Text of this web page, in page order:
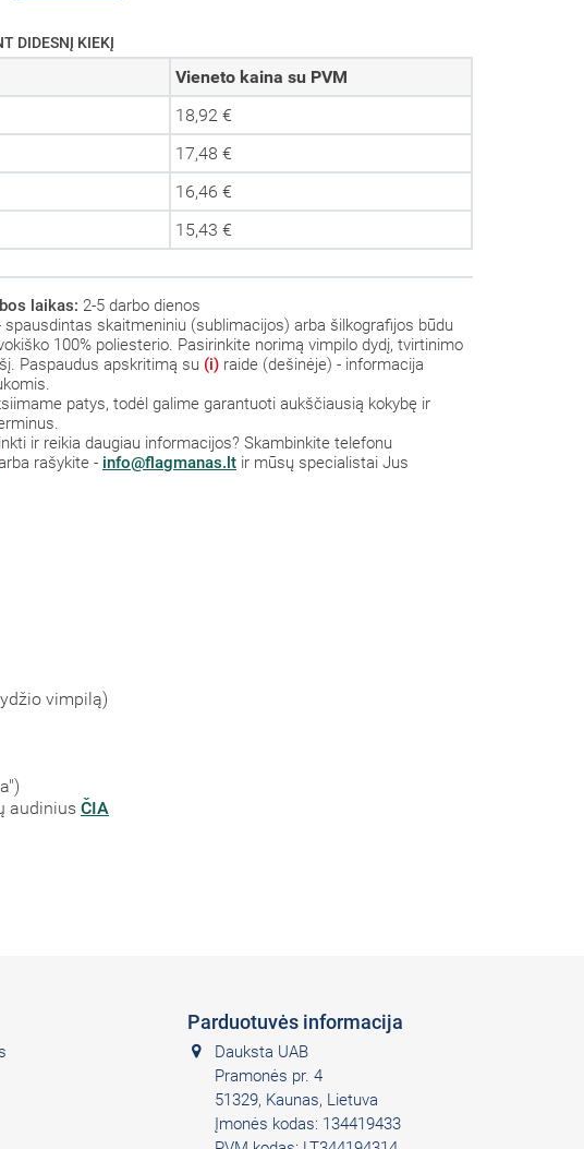
DIDESNĮ KIEKĮ
Vieneto kaina su PVM
18,92 €
17,48 €
16,46 €
15,43 €
laikas: 2-5 darbo dienos
spausdintas skaitmeniniu (sublimacijos) arba šilkografijos būdu
100% poliesterio. Pasirinkite norimą vimpilo dydį, tvirtinimo
Paspaudus apskritimą su (i) raide (dešinėje) - informacija
patys, todėl galime garantuoti aukščiausią kokybę ir
ir reikia daugiau informacijos? Skambinkite telefonu
rašykite - info@flagmanas.lt ir mūsų specialistai Jus
vimpilą)
audinius ČIA
Parduotuvės informacija
Dauksta UAB
Pramonės pr. 4
51329, Kaunas, Lietuva
Įmonės kodas: 134419433